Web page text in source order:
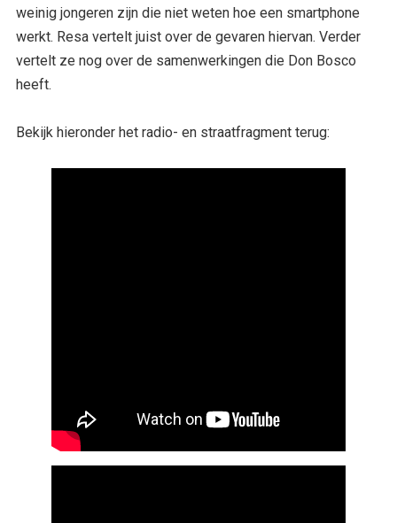
weinig jongeren zijn die niet weten hoe een smartphone
werkt. Resa vertelt juist over de gevaren hiervan. Verder
vertelt ze nog over de samenwerkingen die Don Bosco
heeft.
Bekijk hieronder het radio- en straatfragment terug: